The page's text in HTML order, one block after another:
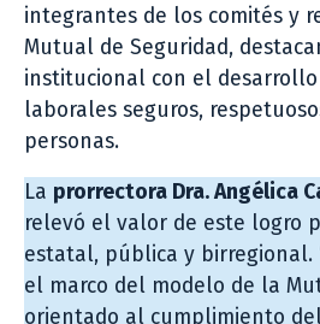
integrantes de los comités y
Mutual de Seguridad,
institucional con el
laborales seguros,
personas.
La prorrectora Dra. Angélica
relevó el valor de este logro
estatal, pública y birregional.
el marco del modelo de la
orientado al cumplimiento